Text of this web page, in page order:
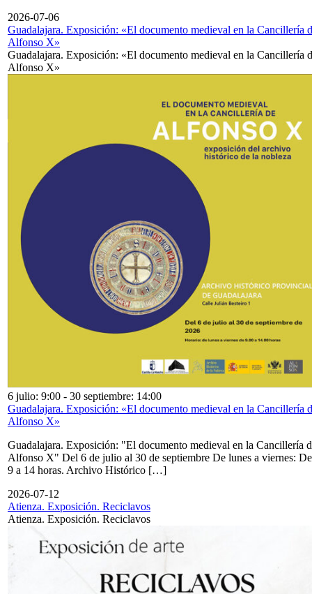
2026-07-06
Guadalajara. Exposición: «El documento medieval en la Cancillería
Alfonso X»
Guadalajara. Exposición: «El documento medieval en la Cancillería
Alfonso X»
6 julio: 9:00 - 30 septiembre: 14:00
Guadalajara. Exposición: «El documento medieval en la Cancillería
Alfonso X»
Guadalajara. Exposición: "El documento medieval en la Cancillería
Alfonso X" Del 6 de julio al 30 de septiembre De lunes a viernes: De
9 a 14 horas. Archivo Histórico […]
2026-07-12
Atienza. Exposición. Reciclavos
Atienza. Exposición. Reciclavos